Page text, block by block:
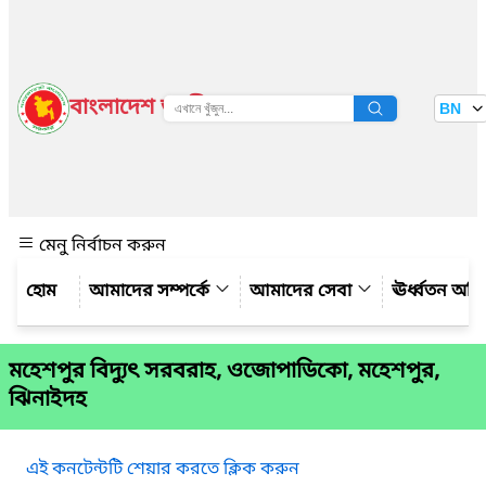
বাংলাদেশ জাতীয় তথ্য বাতায়ন BN
মেনু নির্বাচন করুন
আমাদের সম্পর্কে
আমাদের সেবা ঊর্ধ্বতন
মহেশপুর বিদ্যুৎ সরবরাহ, ওজোপাডিকো, মহেশপুর,
ঝিনাইদহ
এই কনটেন্টটি শেয়ার করতে ক্লিক করুন